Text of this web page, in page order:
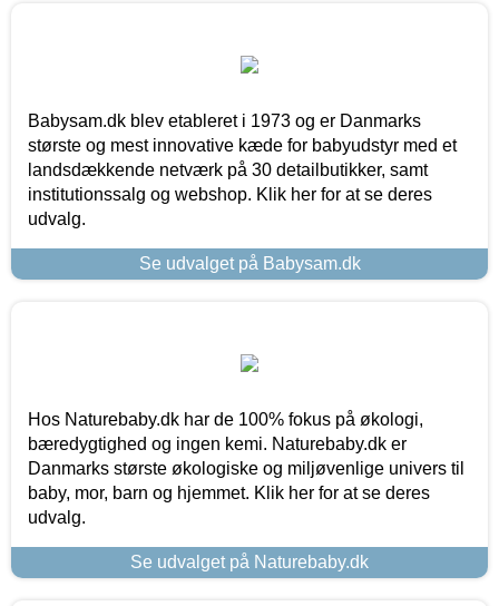
Babysam.dk blev etableret i 1973 og er Danmarks
største og mest innovative kæde for babyudstyr med et
landsdækkende netværk på 30 detailbutikker, samt
institutionssalg og webshop. Klik her for at se deres
udvalg.
Se udvalget på Babysam.dk
Hos Naturebaby.dk har de 100% fokus på økologi,
bæredygtighed og ingen kemi. Naturebaby.dk er
Danmarks største økologiske og miljøvenlige univers til
baby, mor, barn og hjemmet. Klik her for at se deres
udvalg.
Se udvalget på Naturebaby.dk